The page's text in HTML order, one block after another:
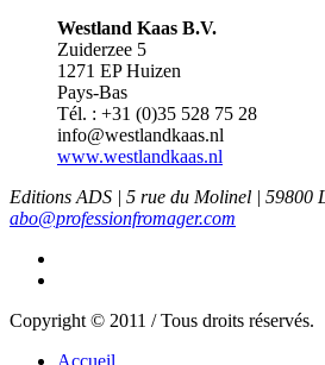
Westland Kaas B.V.
Zuiderzee 5
1271 EP Huizen
Pays-Bas
Tél. : +31 (0)35 528 75 28
info@westlandkaas.nl
www.westlandkaas.nl
Editions ADS | 5 rue du Molinel | 59800
abo@professionfromager.com
Copyright © 2011 / Tous droits réservés.